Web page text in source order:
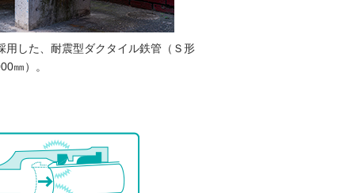
用した、耐震型ダクタイル鉄管（Ｓ形
㎜）。